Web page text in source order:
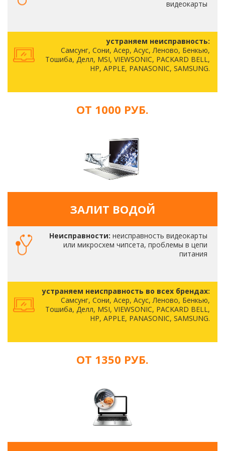
видеокарты
устраняем неисправность:
Самсунг, Сони, Асер, Асус, Леново, Бенкью,
Тошиба, Делл, MSI, VIEWSONIC, PACKARD BELL,
HP, APPLE, PANASONIC, SAMSUNG.
ОТ 1000 РУБ.
ЗАЛИТ ВОДОЙ
Неисправности: неисправность видеокарты
или микросхем чипсета, проблемы в цепи
питания
устраняем неисправность во всех брендах:
Самсунг, Сони, Асер, Асус, Леново, Бенкью,
Тошиба, Делл, MSI, VIEWSONIC, PACKARD BELL,
HP, APPLE, PANASONIC, SAMSUNG.
ОТ 1350 РУБ.